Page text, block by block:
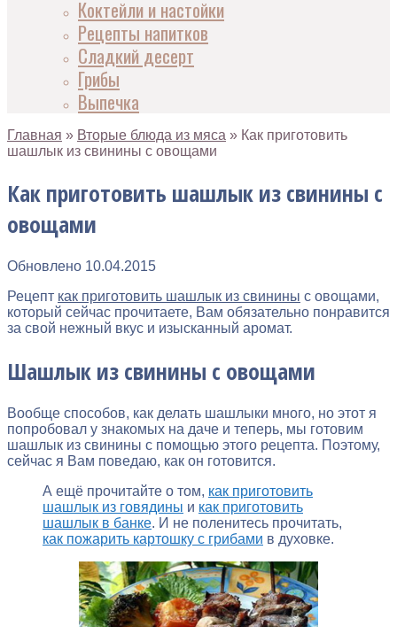
Коктейли и настойки
Рецепты напитков
Сладкий десерт
Грибы
Выпечка
Главная » Вторые блюда из мяса » Как приготовить
шашлык из свинины с овощами
Как приготовить шашлык из свинины с
овощами
Обновлено 10.04.2015
Рецепт как приготовить шашлык из свинины с овощами,
который сейчас прочитаете, Вам обязательно понравится
за свой нежный вкус и изысканный аромат.
Шашлык из свинины с овощами
Вообще способов, как делать шашлыки много, но этот я
попробовал у знакомых на даче и теперь, мы готовим
шашлык из свинины с помощью этого рецепта. Поэтому,
сейчас я Вам поведаю, как он готовится.
А ещё прочитайте о том, как приготовить
шашлык из говядины и как приготовить
шашлык в банке. И не поленитесь прочитать,
как пожарить картошку с грибами в духовке.